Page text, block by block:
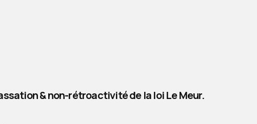
& non-rétroactivité de la loi Le Meur.